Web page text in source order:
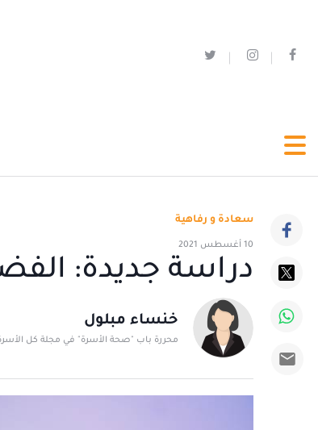
سعادة و رفاهية
10 أغسطس 2021
دراسة جديدة:
خنساء مبلول
محررة باب "صحة الأسرة" في مجلة كل